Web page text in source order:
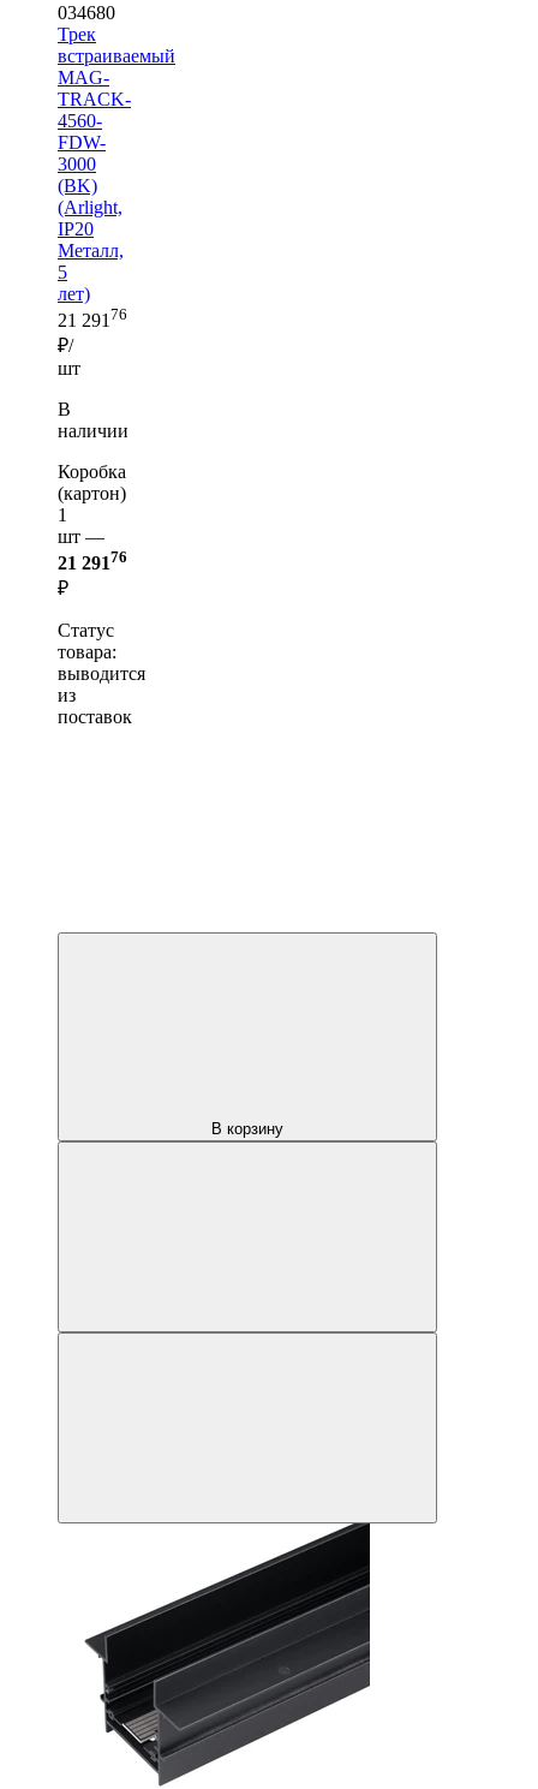
034680
Трек
встраиваемый
MAG-
TRACK-
4560-
FDW-
3000
(BK)
(Arlight,
IP20
Металл,
5
лет)
21 291 76
₽/
шт
В
наличии
Коробка
(картон)
1
шт —
21 29176
₽
Статус
товара:
выводится
из
поставок
В корзину